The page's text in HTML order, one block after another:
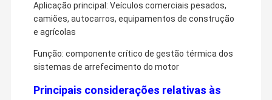
Aplicação principal: Veículos comerciais pesados,
camiões, autocarros, equipamentos de construção
e agrícolas
Função: componente crítico de gestão térmica dos
sistemas de arrefecimento do motor
Principais considerações relativas às